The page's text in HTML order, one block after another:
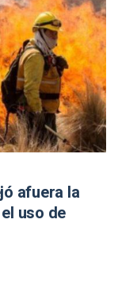
afuera la
uso de